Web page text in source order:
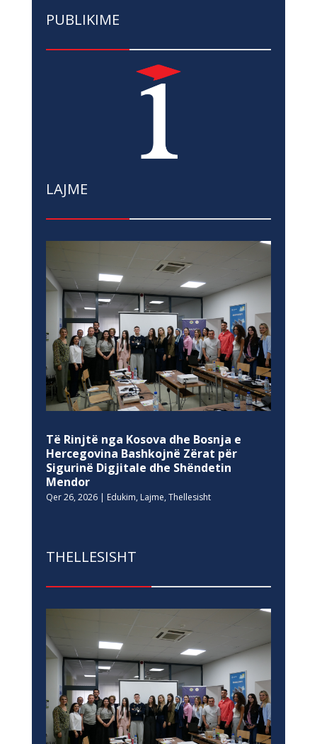
PUBLIKIME
LAJME
Të Rinjtë nga Kosova dhe Bosnja e
Hercegovina Bashkojnë Zërat për
Sigurinë Digjitale dhe Shëndetin
Mendor
Qer 26, 2026| Edukim, Lajme, Thellesisht
THELLESISHT